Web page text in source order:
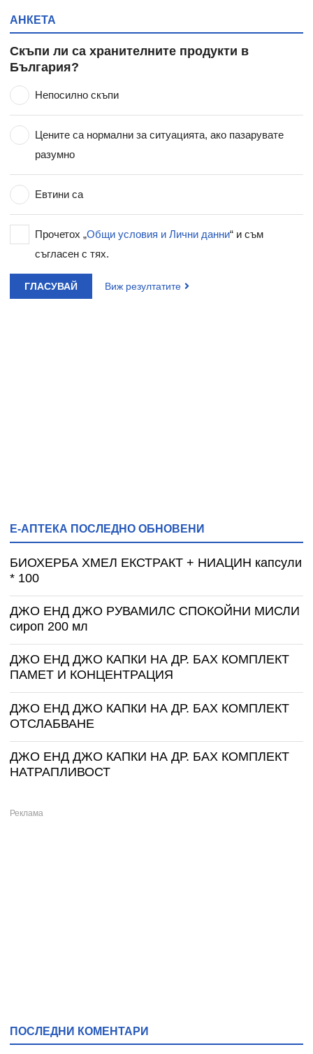
АНКЕТА
Скъпи ли са хранителните продукти в
България?
Непосилно скъпи
Цените са нормални за ситуацията, ако пазарувате
разумно
Евтини са
Прочетох „Общи условия и Лични данни“ и съм
съгласен с тях.
ГЛАСУВАЙ Виж резултатите
Е-АПТЕКА ПОСЛЕДНО ОБНОВЕНИ
БИОХЕРБА ХМЕЛ ЕКСТРАКТ + НИАЦИН капсули
* 100
ДЖО ЕНД ДЖО РУВАМИЛС СПОКОЙНИ МИСЛИ
сироп 200 мл
ДЖО ЕНД ДЖО КАПКИ НА ДР. БАХ КОМПЛЕКТ
ПАМЕТ И КОНЦЕНТРАЦИЯ
ДЖО ЕНД ДЖО КАПКИ НА ДР. БАХ КОМПЛЕКТ
ОТСЛАБВАНЕ
ДЖО ЕНД ДЖО КАПКИ НА ДР. БАХ КОМПЛЕКТ
НАТРАПЛИВОСТ
ПОСЛЕДНИ КОМЕНТАРИ